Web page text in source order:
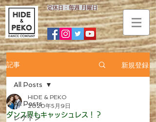
​定休日：毎週 月曜日
記事 新規登録
All Posts
レゲトン
All Posts
ダンス界もキャッシュレス！？
HIDE & PEKO
2020年5月9日